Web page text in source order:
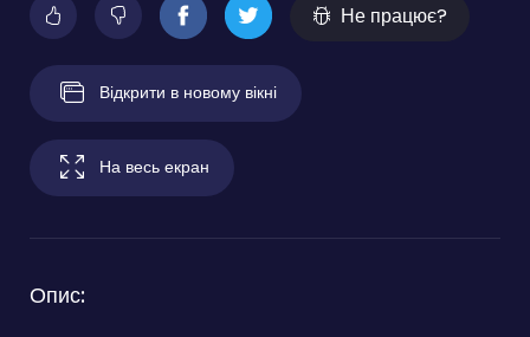
Не працює?
Відкрити в новому вікні
На весь екран
Опис: